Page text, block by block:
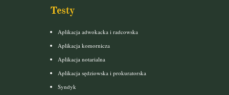
Testy
Aplikacja adwokacka i radcowska
Aplikacja komornicza
Aplikacja notarialna
Aplikacja sędziowska i prokuratorska
Syndyk